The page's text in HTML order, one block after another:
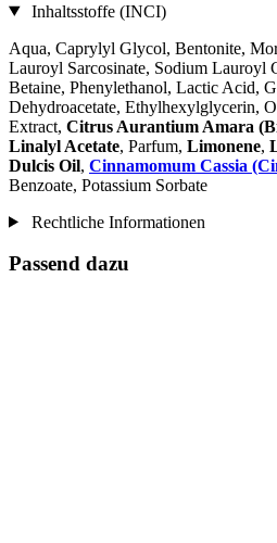
Inhaltsstoffe (INCI)
Aqua, Caprylyl Glycol, Bentonite,
Lauroyl Sarcosinate, Sodium Lauroyl
Betaine, Phenylethanol, Lactic Acid,
Dehydroacetate, Ethylhexylglycerin,
Extract, Citrus Aurantium Amara
Linalyl Acetate, Parfum, Limonene,
Dulcis Oil, Cinnamomum Cassia
Benzoate, Potassium Sorbate
Rechtliche Informationen
Passend dazu